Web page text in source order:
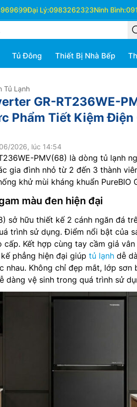
Đại Lý:0983262323Ninh Bình:
Tủ Đông Thiết Bị Nhà Bếp
Tủ Lạnh
GR-RT236WE-
Phẩm Tiết Kiệm
2026, lúc 14:54
PMV(68) là dòng tủ lạnh
gia đình nhỏ từ 2 đến 3 thành
khử mùi kháng khuẩn PureBIO
màu đen hiện đại
sở hữu thiết kế 2 cánh ngăn đá
trình sử dụng. Điểm nổi bật của
cấp. Kết hợp cùng tay cầm giả
phẳng hiện đại giúp tủ lạnh dễ
nhau. Không chỉ đẹp mắt, lớp sơn
dàng vệ sinh trong quá trình sử